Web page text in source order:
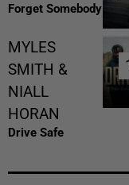
Forget Somebody
MYLES
SMITH &
NIALL
HORAN
Drive Safe